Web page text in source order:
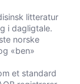
litteratur
i dagligtale.
norske
«ben»
et standard